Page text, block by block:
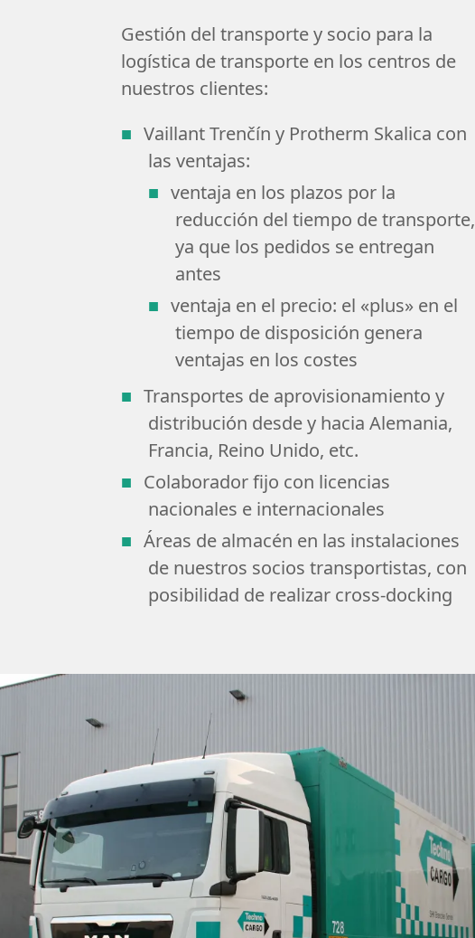
Gestión del transporte y socio para la
logística de transporte en los centros de
nuestros clientes:
Vaillant Trenčín y Protherm Skalica con
las ventajas:
ventaja en los plazos por la
reducción del tiempo de transporte,
ya que los pedidos se entregan
antes
ventaja en el precio: el «plus» en el
tiempo de disposición genera
ventajas en los costes
Transportes de aprovisionamiento y
distribución desde y hacia Alemania,
Francia, Reino Unido, etc.
Colaborador fijo con licencias
nacionales e internacionales
Áreas de almacén en las instalaciones
de nuestros socios transportistas, con
posibilidad de realizar cross-docking